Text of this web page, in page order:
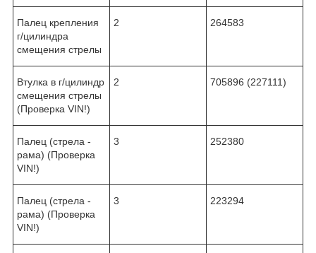
Палец крепления
г/цилиндра
смещения стрелы
2 264583
Втулка в г/цилиндр
смещения стрелы
(Проверка VIN!)
2 705896 (227111)
Палец (стрела -
рама) (Проверка
VIN!)
3 252380
Палец (стрела -
рама) (Проверка
VIN!)
3 223294